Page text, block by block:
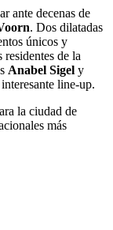
ante decenas de
. Dos dilatadas
únicos y
residentes de la
Anabel Sigel y
line-up.
la ciudad de
más